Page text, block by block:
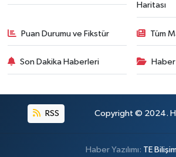
Haritası
Puan Durumu ve Fikstür Tüm
Son Dakika Haberleri
RSS Copyright © 2024.
Haber Yazılımı: TE